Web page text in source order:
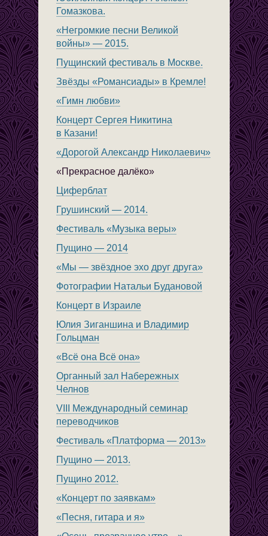
Гомазкова.
«Негромкие песни Великой
войны» — 2015.
Пущинский фестиваль в Москве.
Звёзды «Романсиады» в Кремле!
«Гимн любви»
Концерт Сергея Никитина
в Казани!
«Дорогой Александр Николаевич»
«Прекрасное далёко»
Циферблат
Грушинский — 2014.
Фестиваль «Музыка веры»
Пущино — 2014
«Мы — звёздное эхо друг друга»
Фотографии Натальи Будановой
Концерт в Израиле
Юлия Зиганшина и Владимир
Гольцман
«Всё она Всё она»
Органный зал Набережных
Челнов
VIII Международный семинар
переводчиков
Фестиваль «Платформа — 2013»
Пущино — 2013.
Пущино 2012.
«Концерт по заявкам»
«Песня, гитара и я»